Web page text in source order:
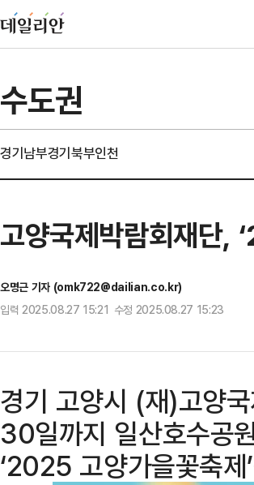
수도권
경기남부경기북부인천
고양국제박람회재단,
오명근 기자 (omk722@dailian.co.kr)
입력 2025.08.27 15:21 수정 2025.08.27 15:23
경기 고양시 (재)고양
30일까지 일산호수공
‘2025 고양가을꽃축